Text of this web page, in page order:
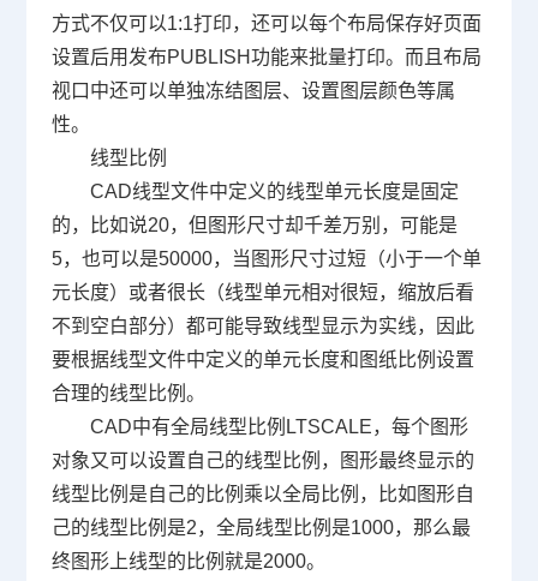
方式不仅可以1:1打印，还可以每个布局保存好页面
设置后用发布PUBLISH功能来批量打印。而且布局
视口中还可以单独冻结图层、设置图层颜色等属
性。
线型比例
CAD线型文件中定义的线型单元长度是固定
的，比如说20，但图形尺寸却千差万别，可能是
5，也可以是50000，当图形尺寸过短（小于一个单
元长度）或者很长（线型单元相对很短，缩放后看
不到空白部分）都可能导致线型显示为实线，因此
要根据线型文件中定义的单元长度和图纸比例设置
合理的线型比例。
CAD中有全局线型比例 LTSCALE，每个图形
对象又可以设置自己的线型比例，图形最终显示的
线型比例是自己的比例乘以全局比例，比如图形自
己的线型比例是2，全局线型比例是1000，那么最
终图形上线型的比例就是2000。